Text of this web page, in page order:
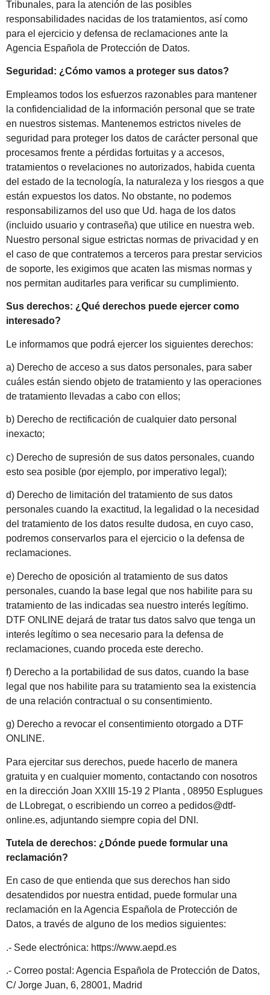
Tribunales, para la atención de las posibles
responsabilidades nacidas de los tratamientos, así como
para el ejercicio y defensa de reclamaciones ante la
Agencia Española de Protección de Datos.
Seguridad: ¿Cómo vamos a proteger sus datos?
Empleamos todos los esfuerzos razonables para mantener
la confidencialidad de la información personal que se trate
en nuestros sistemas. Mantenemos estrictos niveles de
seguridad para proteger los datos de carácter personal que
procesamos frente a pérdidas fortuitas y a accesos,
tratamientos o revelaciones no autorizados, habida cuenta
del estado de la tecnología, la naturaleza y los riesgos a que
están expuestos los datos. No obstante, no podemos
responsabilizarnos del uso que Ud. haga de los datos
(incluido usuario y contraseña) que utilice en nuestra web.
Nuestro personal sigue estrictas normas de privacidad y en
el caso de que contratemos a terceros para prestar servicios
de soporte, les exigimos que acaten las mismas normas y
nos permitan auditarles para verificar su cumplimiento.
Sus derechos: ¿Qué derechos puede ejercer como
interesado?
Le informamos que podrá ejercer los siguientes derechos:
a) Derecho de acceso a sus datos personales, para saber
cuáles están siendo objeto de tratamiento y las operaciones
de tratamiento llevadas a cabo con ellos;
b) Derecho de rectificación de cualquier dato personal
inexacto;
c) Derecho de supresión de sus datos personales, cuando
esto sea posible (por ejemplo, por imperativo legal);
d) Derecho de limitación del tratamiento de sus datos
personales cuando la exactitud, la legalidad o la necesidad
del tratamiento de los datos resulte dudosa, en cuyo caso,
podremos conservarlos para el ejercicio o la defensa de
reclamaciones.
e) Derecho de oposición al tratamiento de sus datos
personales, cuando la base legal que nos habilite para su
tratamiento de las indicadas sea nuestro interés legítimo.
DTF ONLINE dejará de tratar tus datos salvo que tenga un
interés legítimo o sea necesario para la defensa de
reclamaciones, cuando proceda este derecho.
f) Derecho a la portabilidad de sus datos, cuando la base
legal que nos habilite para su tratamiento sea la existencia
de una relación contractual o su consentimiento.
g) Derecho a revocar el consentimiento otorgado a DTF
ONLINE.
Para ejercitar sus derechos, puede hacerlo de manera
gratuita y en cualquier momento, contactando con nosotros
en la dirección Joan XXIII 15-19 2 Planta , 08950 Esplugues
de LLobregat, o escribiendo un correo a pedidos@dtf-
online.es, adjuntando siempre copia del DNI.
Tutela de derechos: ¿Dónde puede formular una
reclamación?
En caso de que entienda que sus derechos han sido
desatendidos por nuestra entidad, puede formular una
reclamación en la Agencia Española de Protección de
Datos, a través de alguno de los medios siguientes:
.- Sede electrónica: https://www.aepd.es
.- Correo postal: Agencia Española de Protección de Datos,
C/ Jorge Juan, 6, 28001, Madrid